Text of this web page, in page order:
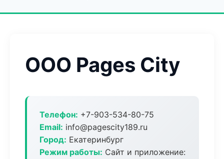
ООО Pages City
Телефон: +7-903-534-80-75
Email: info@pagescity189.ru
Город: Екатеринбург
Режим работы: Сайт и приложение: